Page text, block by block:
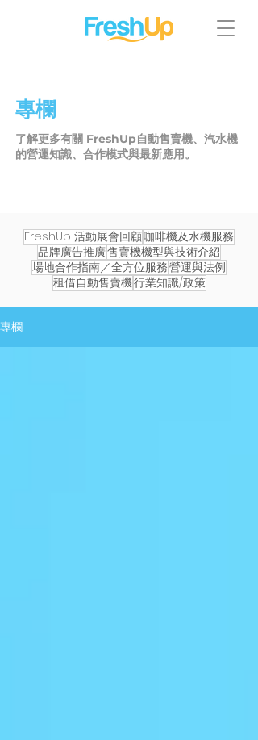
專欄
了解更多有關 FreshUp自動售賣機、汽水機
的營運知識、合作模式與最新應用。
FreshUp 活動展會回顧咖啡機及水機服務
品牌廣告推廣售賣機機型與技術介紹
場地合作指南／全方位服務營運與法例
租借自動售賣機行業知識/政策
專欄